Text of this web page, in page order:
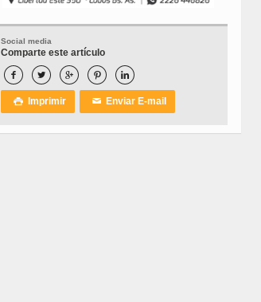
Social media
Comparte este artículo
    
 Imprimir ✉ Enviar E-mail